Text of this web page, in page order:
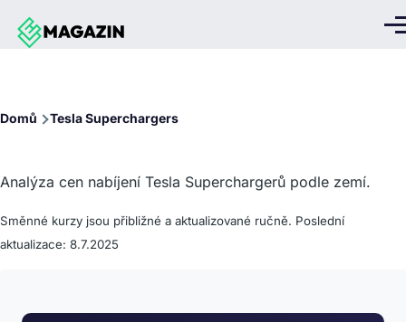
Přejít k hlavnímu obsahu
Domů Tesla Superchargers
Analýza cen nabíjení Tesla Superchargerů podle zemí.
Směnné kurzy jsou přibližné a aktualizované ručně. Poslední
aktualizace: 8.7.2025